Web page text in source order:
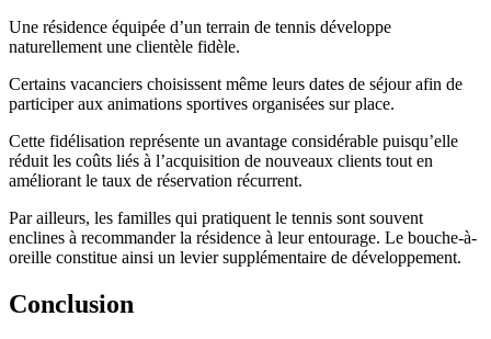
Une résidence équipée d’un terrain de tennis développe
naturellement une clientèle fidèle.
Certains vacanciers choisissent même leurs dates de séjour afin de
participer aux animations sportives organisées sur place.
Cette fidélisation représente un avantage considérable puisqu’elle
réduit les coûts liés à l’acquisition de nouveaux clients tout en
améliorant le taux de réservation récurrent.
Par ailleurs, les familles qui pratiquent le tennis sont souvent
enclines à recommander la résidence à leur entourage. Le bouche-à-
oreille constitue ainsi un levier supplémentaire de développement.
Conclusion